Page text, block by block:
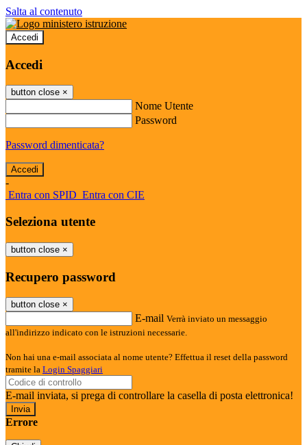
Salta al contenuto
Accedi
Accedi
button close ×
Nome Utente
Password
Password dimenticata?
-
Entra con SPID Entra con CIE
Seleziona utente
button close ×
Recupero password
button close ×
E-mail Verrà inviato un messaggio
all'indirizzo indicato con le istruzioni necessarie.
Non hai una e-mail associata al nome utente? Effettua il reset della password
tramite la Login Spaggiari
E-mail inviata, si prega di controllare la casella di posta elettronica!
Errore